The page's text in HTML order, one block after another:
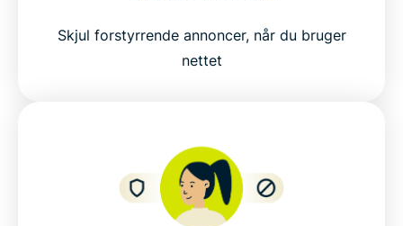
Skjul forstyrrende annoncer, når du bruger
nettet